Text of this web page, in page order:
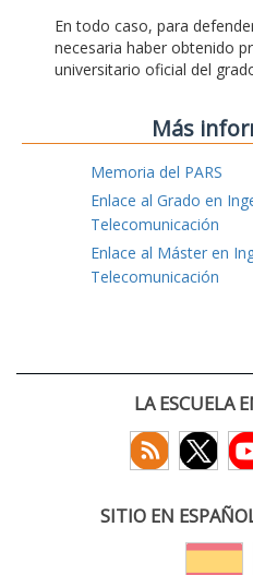
En todo caso, para
necesaria haber obtenido
universitario oficial del
Más
Memoria del PARS
Enlace al Grado en
Telecomunicación
Enlace al Máster en
Telecomunicación
LA ESCUELA
SITIO EN